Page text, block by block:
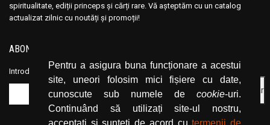
Pentru a asigura buna funcționare a acestui
site, uneori folosim mici fișiere cu date,
cunoscute sub numele de cookie-uri.
Continuând să utilizați site-ul nostru,
acceptați și sunteți de acord cutermenii de
spiritualitate, ediții princeps și cărți rare. Vă așteptăm cu un catalog
actualizat zilnic cu noutăți și promoții!
ABONEAZĂ-TE LA NEWSLETTER
Introduceți adresa dvs. de email și dați click pe butonul de abonare.